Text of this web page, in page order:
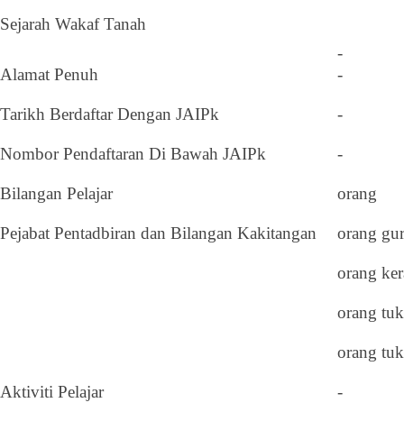
Sejarah Wakaf Tanah
-
Alamat Penuh
-
Tarikh Berdaftar Dengan JAIPk -
Nombor Pendaftaran Di Bawah JAIPk -
Bilangan Pelajar orang
Pejabat Pentadbiran dan Bilangan Kakitangan orang
orang
orang
orang
Aktiviti Pelajar -